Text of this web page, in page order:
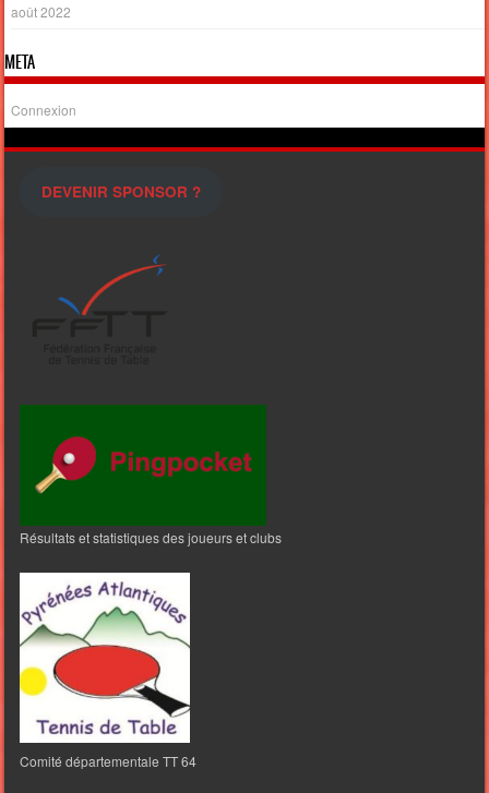
août 2022
META
Connexion
DEVENIR SPONSOR ?
Résultats et statistiques des joueurs et clubs
Comité départementale TT 64